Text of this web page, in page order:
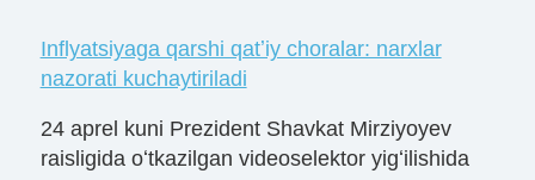
Inflyatsiyaga qarshi qatʼiy choralar: narxlar
nazorati kuchaytiriladi
24 aprel kuni Prezident Shavkat Mirziyoyev
raisligida oʻtkazilgan videoselektor yigʻilishida